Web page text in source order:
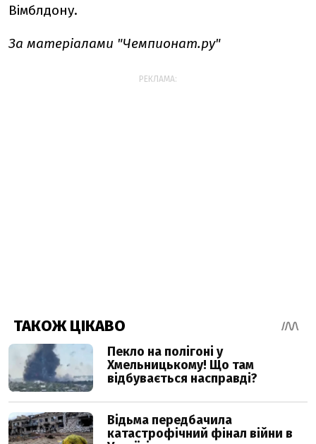
Вімблдону.
За матеріалами "Чемпионат.ру"
РЕКЛАМА: